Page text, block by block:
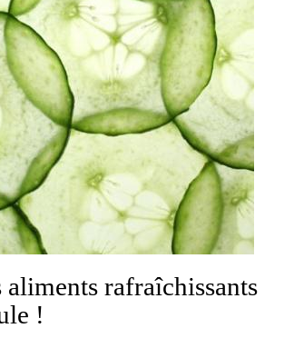
aliments rafraîchissants
!